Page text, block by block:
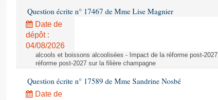
Question écrite n° 17467 de Mme Lise Magnier
Date de
dépôt :
04/08/2026
alcools et boissons alcoolisées - Impact de la réforme post-
réforme post-2027 sur la filière champagne
Question écrite n° 17589 de Mme Sandrine Nosbé
Date de